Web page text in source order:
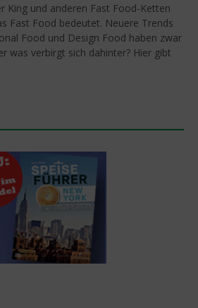
King und anderen Fast Food-Ketten
Fast Food bedeutet. Neuere Trends
Food und Design Food haben zwar
was verbirgt sich dahinter? Hier gibt